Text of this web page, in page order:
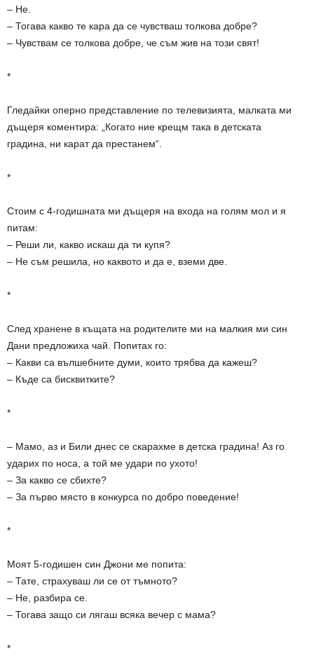
– Не.
– Тогава какво те кара да се чувстваш толкова добре?
– Чувствам се толкова добре, че съм жив на този свят!
*
Гледайки оперно представление по телевизията, малката ми
дъщеря коментира: „Когато ние крещм така в детската
градина, ни карат да престанем“.
*
Стоим с 4-годишната ми дъщеря на входа на голям мол и я
питам:
– Реши ли, какво искаш да ти купя?
– Не съм решила, но каквото и да е, вземи две.
*
След хранене в къщата на родителите ми на малкия ми син
Дани предложиха чай. Попитах го:
– Какви са вълшебните думи, които трябва да кажеш?
– Къде са бисквитките?
*
– Мамо, аз и Били днес се скарахме в детска градина! Аз го
ударих по носа, а той ме удари по ухото!
– За какво се сбихте?
– За първо място в конкурса по добро поведение!
*
Моят 5-годишен син Джони ме попита:
– Тате, страхуваш ли се от тъмното?
– Не, разбира се.
– Тогава защо си лягаш всяка вечер с мама?
*